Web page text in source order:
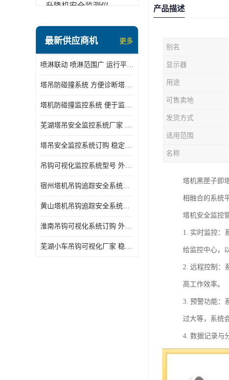
升降机安全监测仪
最新供应商机 更多
喷淋联动 喷淋范围广 运行平稳 噪音小
塔吊防碰撞系统 方便诊断塔机状态 自动变焦智能化跟踪
塔机防碰撞监控系统 便于监督和管理 主要应用于塔机的实时监控
芜湖塔吊安全监控系统厂家 外观简洁大方 减少盲吊引发的事故
塔吊安全监控系统订购 稳定性高 结构清晰稳定
吊钩可视化监控系统型号 外观简洁大方 信号稳定 抗干扰性强
宿州塔机吊钩追踪安全系统厂家 提高工作效率 结构清晰稳定
黄山塔机吊钩追踪安全系统价格 可远程查看 减少盲吊引发的事故
淮南吊钩可视化系统订购 外观简洁大方 体积小 占用空间小
芜湖小车吊钩可视化厂家 稳定性高 可视吊装 降低盲吊风险
产品描述
别名
显示器
用途
可售卖地
发货方式
适用范围
名称
塔机黑匣子即
相融合的系统
塔机安全监控
1. 实时监控：
给监控中心，
2. 远程控制：
高工作效率。
3. 预警功能：
过大等，系统
4. 数据记录与
理决策提供依
5. 权限管理